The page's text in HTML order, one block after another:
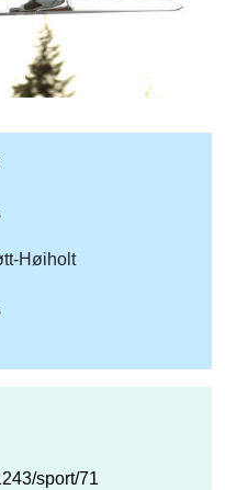
Høiholt
sport/71